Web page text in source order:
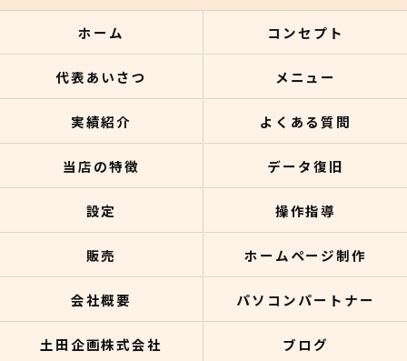
ホーム コンセプト
代表あいさつ メニュー
実績紹介 よくある質問
当店の特徴 データ復旧
設定 操作指導
販売 ホームページ制作
会社概要 パソコンパートナー
土田企画株式会社 ブログ